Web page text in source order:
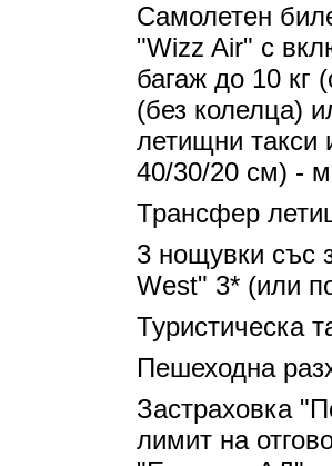
Самолетен
"Wizz Air" с
багаж до 10 кг
(без колелца)
летищни такси
40/30/20 см) -
Трансфер
3 нощувки със
West" 3* (или
Туристическа
Пешеходна
Застраховка
лимит на